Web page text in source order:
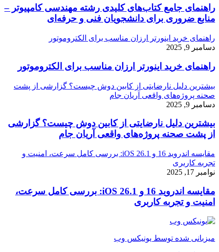
راهنمای جامع کتاب‌های کلیدی رشته مهندسی کامپیوتر –
منابع ضروری برای دانشجویان فنی و حرفه‌ای
راهنمای خرید اینورتر ارزان مناسب برای الکتروموتور
دسامبر 9, 2025
راهنمای خرید اینورتر ارزان مناسب برای الکتروموتور
بیشترین دلیل نارضایتی از کابین دوش چیست؟ گزارشی از پشت
صحنه پروژه‌های واقعی آریان جام
دسامبر 9, 2025
بیشترین دلیل نارضایتی از کابین دوش چیست؟ گزارشی
از پشت صحنه پروژه‌های واقعی آریان جام
مقایسه اندروید 16 و iOS 26.1: بررسی کامل سرعت، امنیت و
تجربه کاربری
نوامبر 17, 2025
مقایسه اندروید 16 و iOS 26.1: بررسی کامل سرعت،
امنیت و تجربه کاربری
میزبانی شده توسط یونیکس وب